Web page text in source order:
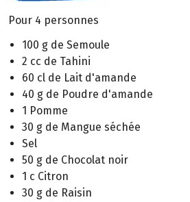
Pour 4 personnes
100 g de Semoule
2 cc de Tahini
60 cl de Lait d'amande
40 g de Poudre d'amande
1 Pomme
30 g de Mangue séchée
Sel
50 g de Chocolat noir
1 c Citron
30 g de Raisin